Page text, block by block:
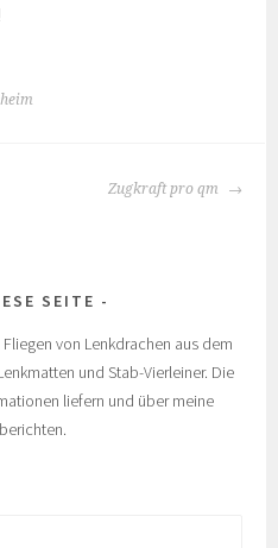
Zugkraft pro qm
SEITE
von Lenkdrachen aus dem
und Stab-Vierleiner. Die
liefern und über meine